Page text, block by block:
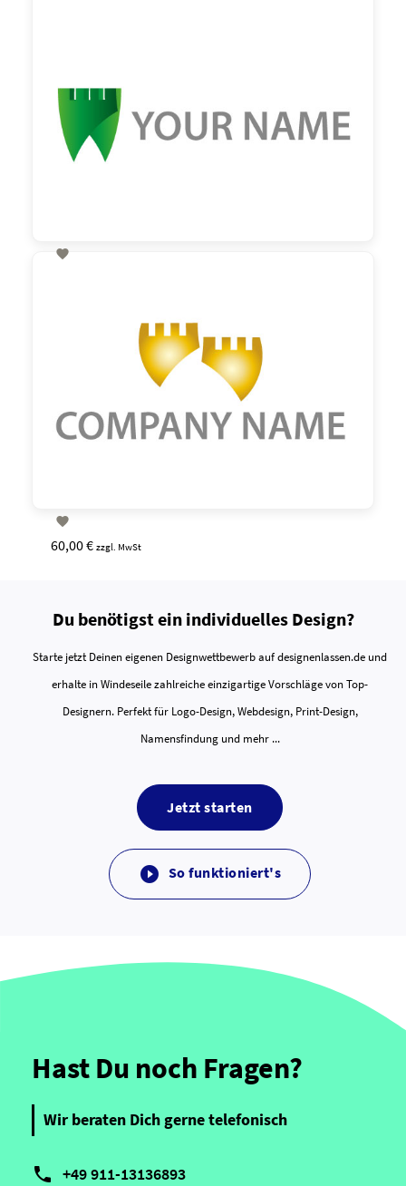


60,00 € zzgl. MwSt
Du benötigst ein individuelles Design?
Starte jetzt Deinen eigenen Designwettbewerb auf designenlassen.de und
erhalte in Windeseile zahlreiche einzigartige Vorschläge von Top-
Designern. Perfekt für Logo-Design, Webdesign, Print-Design,
Namensfindung und mehr ...
Jetzt starten
 So funktioniert's
Hast Du noch Fragen?
Wir beraten Dich gerne telefonisch
 +49 911-13136893